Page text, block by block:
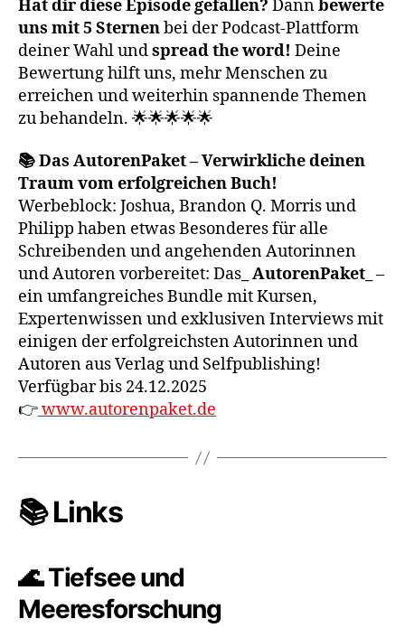
Hat dir diese Episode gefallen? Dannbewerte
uns mit 5 Sternenbei der Podcast-Plattform
deiner Wahl undspread the word! Deine
Bewertung hilft uns, mehr Menschen zu
erreichen und weiterhin spannende Themen
zu behandeln. 🌟🌟🌟🌟🌟
📚 Das AutorenPaket – Verwirkliche deinen
Traum vom erfolgreichen Buch!
Werbeblock: Joshua, Brandon Q. Morris und
Philipp haben etwas Besonderes für alle
Schreibenden und angehenden Autorinnen
und Autoren vorbereitet: Das _ AutorenPaket_ –
ein umfangreiches Bundle mit Kursen,
Expertenwissen und exklusiven Interviews mit
einigen der erfolgreichsten Autorinnen und
Autoren aus Verlag und Selfpublishing!
Verfügbar bis 24.12.2025
👉www.autorenpaket.de
📚 Links
🌊 Tiefsee und
Meeresforschung